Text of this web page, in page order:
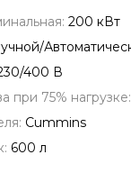
200 кВт
400 В
при 75% нагрузке:
Cummins
600 л